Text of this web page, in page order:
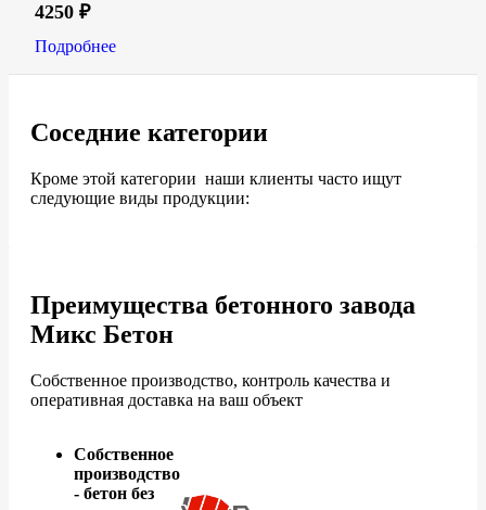
4250 ₽
Подробнее
Соседние категории
Кроме этой категории наши клиенты часто ищут
следующие виды продукции:
Преимущества бетонного завода
Микс Бетон
Собственное производство, контроль качества и
оперативная доставка на ваш объект
Собственное
производство
- бетон без